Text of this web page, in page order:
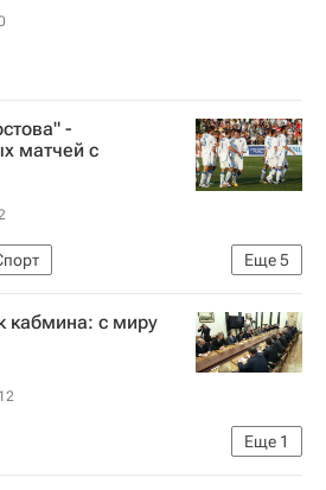
-
матчей с
Еще5
России по футболу)
кабмина: с миру
Еще 1
правительства РФ